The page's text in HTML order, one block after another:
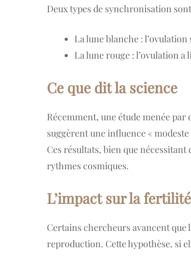
Deux types de synchronisation
La lune blanche :
La lune rouge : l’ovulation a
Ce que dit la science
Récemment, une étude menée
suggèrent une influence «
Ces résultats, bien que
rythmes cosmiques.
L’impact sur la
Certains chercheurs avancent
reproduction. Cette hypothèse, si